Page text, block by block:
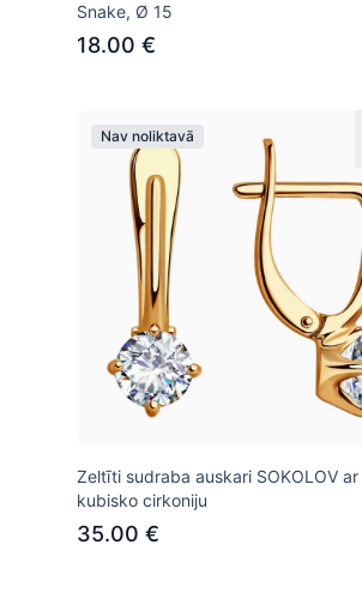
Snake, Ø 15
18.00 €
Nav noliktavā
Zeltīti sudraba auskari SOKOLOV ar
kubisko cirkoniju
35.00 €